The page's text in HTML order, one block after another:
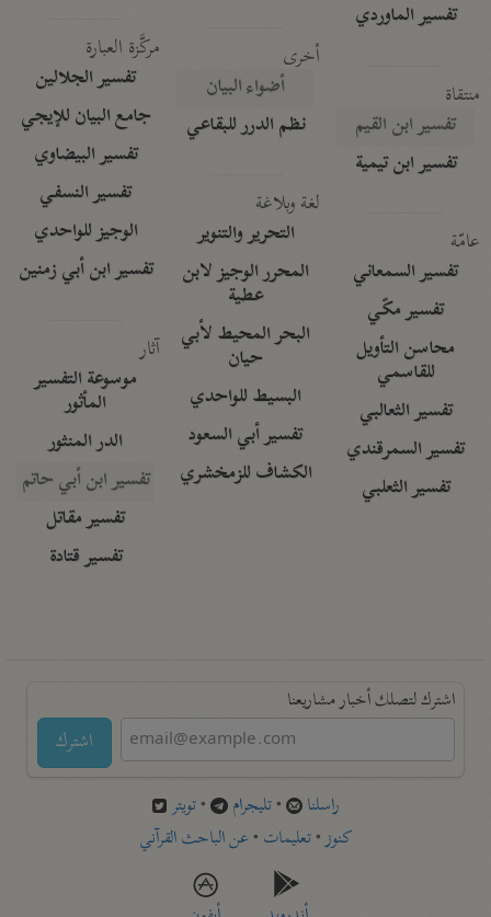
تفسير الماوردي
منتقاة
تفسير ابن القيم
تفسير ابن تيمية
عامّة
تفسير السمعاني
تفسير مكّي
محاسن التأويل
للقاسمي
تفسير الثعالبي
تفسير السمرقندي
تفسير الثعلبي
أخرى
أضواء البيان
نظم الدرر للبقاعي
لغة وبلاغة
التحرير والتنوير
المحرر الوجيز لابن
عطية
البحر المحيط لأبي
حيان
البسيط للواحدي
تفسير أبي السعود
الكشاف للزمخشري
مركَّزة العبارة
تفسير الجلالين
جامع البيان للإيجي
تفسير البيضاوي
تفسير النسفي
الوجيز للواحدي
تفسير ابن أبي زمنين
آثار
موسوعة التفسير
المأثور
الدر المنثور
تفسير ابن أبي حاتم
تفسير مقاتل
تفسير قتادة
اشترك لتصلك أخبار مشاريعنا
اشترك
راسلنا •تليجرام •تويتر
كنوز•تعليمات •عن الباحث القرآني